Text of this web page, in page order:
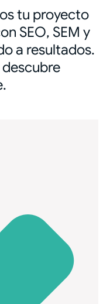
tu proyecto
SEO, SEM y
a resultados.